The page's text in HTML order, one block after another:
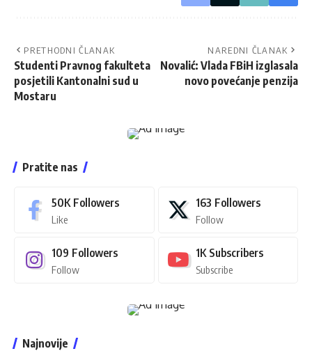
PRETHODNI ČLANAK
Studenti Pravnog fakulteta
posjetili Kantonalni sud u
Mostaru
NAREDNI ČLANAK
Novalić: Vlada FBiH izglasala
novo povećanje penzija
Pratite nas
50K Followers
Like
163 Followers
Follow
109 Followers
Follow
1K Subscribers
Subscribe
Najnovije